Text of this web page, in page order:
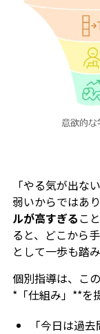
「やる気が出な
弱いからではあ
ルが高すぎるこ
ると、どこから
として一歩も踏
個別指導は、こ
*「仕組み」**を
「今日は過